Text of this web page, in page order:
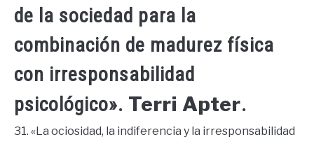
de la sociedad para la
combinación de madurez física
con irresponsabilidad
psicológico». Terri Apter.
31. «La ociosidad, la indiferencia y la irresponsabilidad